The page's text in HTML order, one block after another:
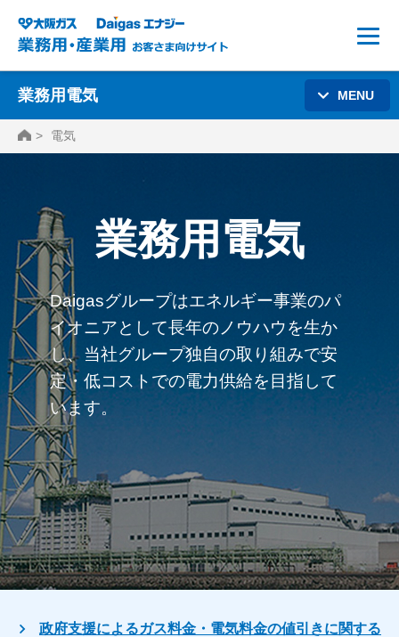
業務用電気 MENU
HOME
電気
業務用電気
Daigasグループはエネルギー事業のパ
イオニアとして長年のノウハウを生か
し、当社グループ独自の取り組みで安
定・低コストでの電力供給を目指して
います。
政府支援によるガス料金・電気料金の値引きに関する